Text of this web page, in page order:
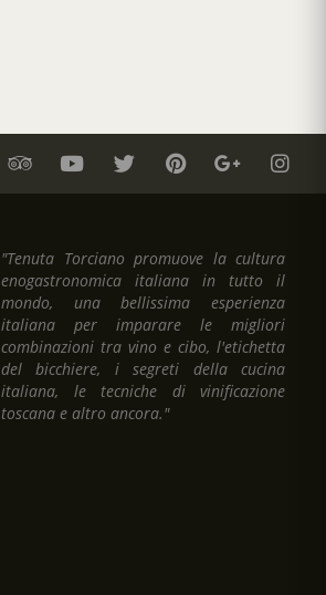
"Tenuta Torciano promuove la cultura
enogastronomica italiana in tutto il
mondo, una bellissima esperienza
italiana per imparare le migliori
combinazioni tra vino e cibo, l'etichetta
del bicchiere, i segreti della cucina
italiana, le tecniche di vinificazione
toscana e altro ancora."